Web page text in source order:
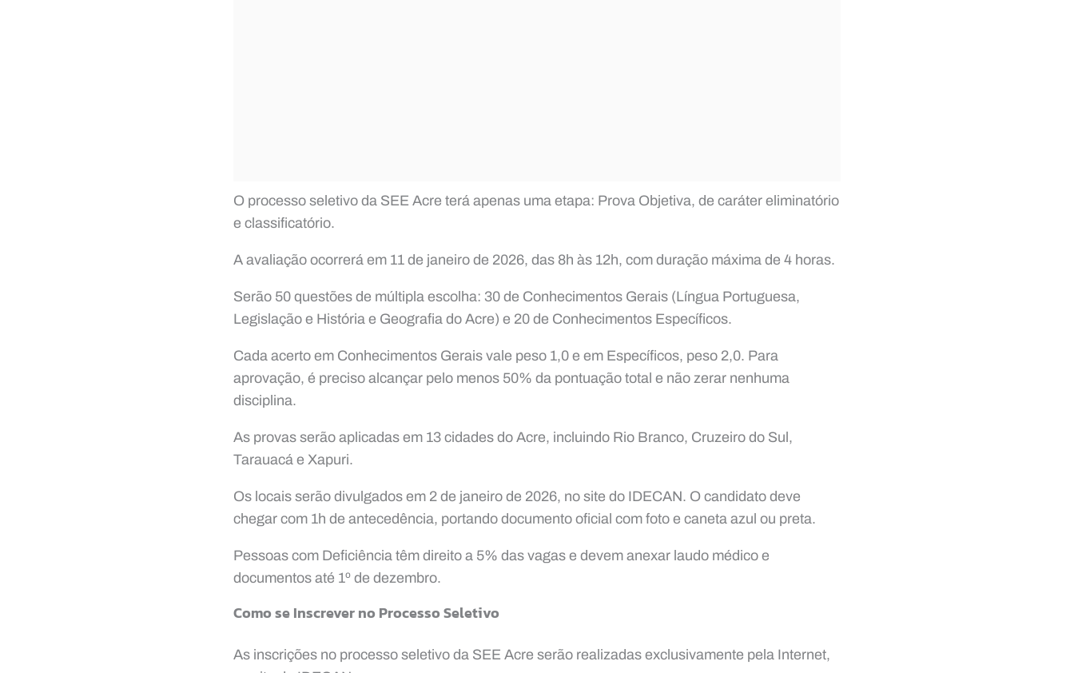
O processo seletivo da SEE Acre terá apenas uma etapa: Prova Objetiva, de caráter eliminatório
e classificatório.
A avaliação ocorrerá em 11 de janeiro de 2026, das 8h às 12h, com duração máxima de 4 horas.
Serão 50 questões de múltipla escolha: 30 de Conhecimentos Gerais (Língua Portuguesa,
Legislação e História e Geografia do Acre) e 20 de Conhecimentos Específicos.
Cada acerto em Conhecimentos Gerais vale peso 1,0 e em Específicos, peso 2,0. Para
aprovação, é preciso alcançar pelo menos 50% da pontuação total e não zerar nenhuma
disciplina.
As provas serão aplicadas em 13 cidades do Acre, incluindo Rio Branco, Cruzeiro do Sul,
Tarauacá e Xapuri.
Os locais serão divulgados em 2 de janeiro de 2026, no site do IDECAN. O candidato deve
chegar com 1h de antecedência, portando documento oficial com foto e caneta azul ou preta.
Pessoas com Deficiência têm direito a 5% das vagas e devem anexar laudo médico e
documentos até 1º de dezembro.
Como se Inscrever no Processo Seletivo
As inscrições no processo seletivo da SEE Acre serão realizadas exclusivamente pela Internet,